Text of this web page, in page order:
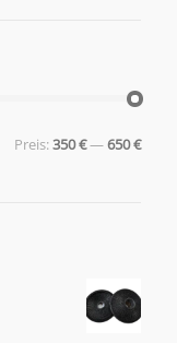
Preis:350 €—650 €